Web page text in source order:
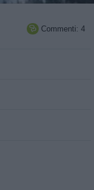
 Commenti: 4